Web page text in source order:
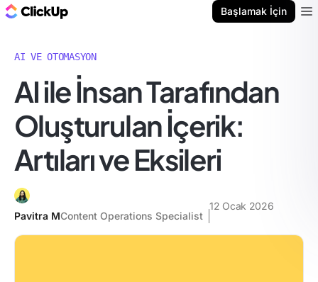
Başlamak İçin
AI VE OTOMASYON
AI ile İnsan Tarafından
Oluşturulan İçerik:
Artıları ve Eksileri
Pavitra MContent Operations Specialist
12 Ocak 2026